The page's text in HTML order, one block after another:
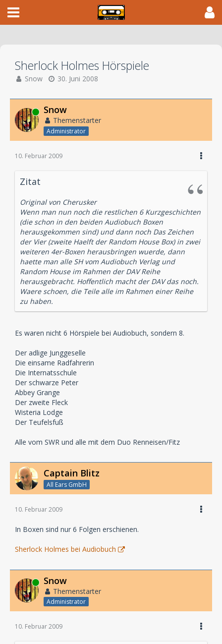
Sherlock Holmes Hörspiele
Snow 30. Juni 2008
Online Snow
Themenstarter
Administrator
10. Februar 2009
Zitat
Original von Cherusker
Wenn man nun noch die restlichen 6 Kurzgeschichten
(die schon in den beiden Audiobuch Boxen
herausgekommen sind) und dann noch Das Zeichen
der Vier (zweite Haelft der Random House Box) in zwei
weiteren 4er-Boxen herausbringen wuerde, dann
haette man alle SH vom Audiobuch Verlag und
Random House im Rahmen der DAV Reihe
herausgebracht. Hoffentlich macht der DAV das noch.
Waere schoen, die Teile alle im Rahmen einer Reihe
zu haben.
Es waren nicht 6 Hörspiele bei Audiobuch, sondern 8.
Der adlige Junggeselle
Die einsame Radfahrerin
Die Internatsschule
Der schwarze Peter
Abbey Grange
Der zweite Fleck
Wisteria Lodge
Der Teufelsfuß
Alle vom SWR und alle mit dem Duo Renneisen/Fitz
Captain Blitz
All Ears GmbH
10. Februar 2009
In Boxen sind nur 6 Folgen erschienen.
Sherlock Holmes bei Audiobuch
Online Snow
Themenstarter
Administrator
10. Februar 2009